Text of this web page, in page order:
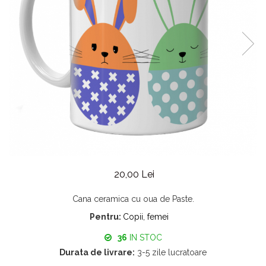
20,00 Lei
Cana ceramica cu oua de Paste.
Pentru: Copii, femei
36 IN STOC
Durata de livrare: 3-5 zile lucratoare